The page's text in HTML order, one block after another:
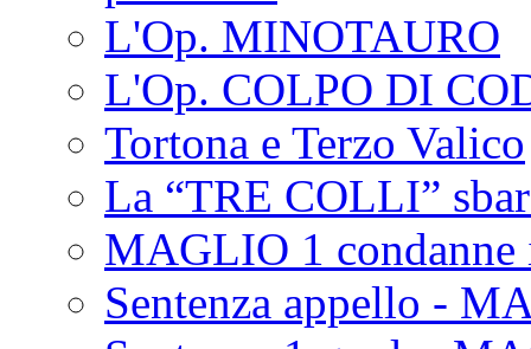
L'Op. MINOTAURO
L'Op. COLPO DI
Tortona e Terzo Valico
La “TRE COLLI”
MAGLIO 1 condanne
Sentenza appello -